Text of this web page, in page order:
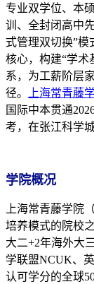
专业双学位、本
训、全封闭高中
式管理双切换”模
核心，构建“学术
系，为工薪阶层
径。
上海常青藤
国际中本贯通
考，在张江科学
学院概况
上海常青藤学院
培养模式的院校
大二+2年海外大
学联盟NCUK、
认可学分的全球